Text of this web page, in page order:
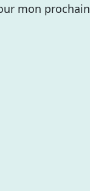
mon prochain